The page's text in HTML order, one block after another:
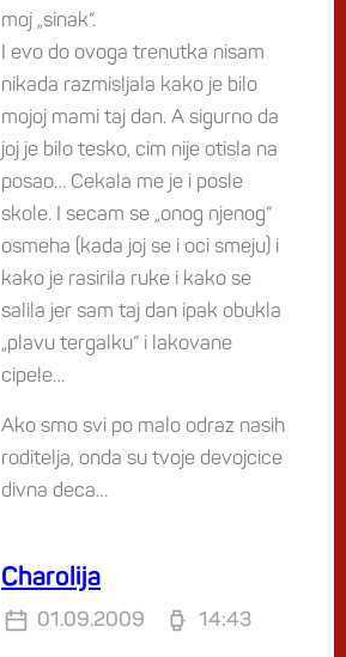
moj „sinak“.
I evo do ovoga trenutka nisam
nikada razmisljala kako je bilo
mojoj mami taj dan. A sigurno da
joj je bilo tesko, cim nije otisla na
posao… Cekala me je i posle
skole. I secam se „onog njenog“
osmeha (kada joj se i oci smeju) i
kako je rasirila ruke i kako se
salila jer sam taj dan ipak obukla
„plavu tergalku“ i lakovane
cipele…
Ako smo svi po malo odraz nasih
roditelja, onda su tvoje devojcice
divna deca…
Charolija
01.09.2009 14:43